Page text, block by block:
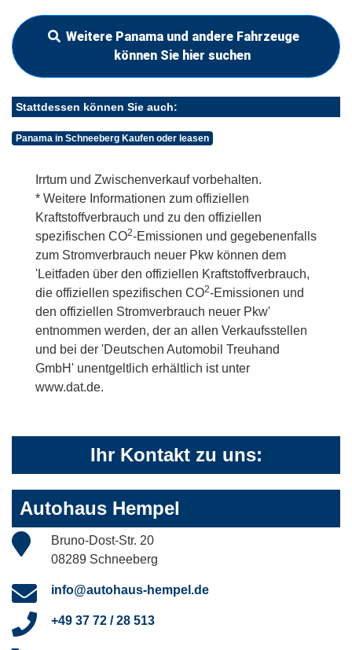
Weitere Panama und andere Fahrzeuge
können Sie hier suchen
Stattdessen können Sie auch:
Panama in Schneeberg Kaufen oder leasen
Irrtum und Zwischenverkauf vorbehalten.
* Weitere Informationen zum offiziellen
Kraftstoffverbrauch und zu den offiziellen
spezifischen CO2-Emissionen und gegebenenfalls
zum Stromverbrauch neuer Pkw können dem
'Leitfaden über den offiziellen Kraftstoffverbrauch,
die offiziellen spezifischen CO2-Emissionen und
den offiziellen Stromverbrauch neuer Pkw'
entnommen werden, der an allen Verkaufsstellen
und bei der 'Deutschen Automobil Treuhand
GmbH' unentgeltlich erhältlich ist unter
www.dat.de.
Ihr Kontakt zu uns:
Autohaus Hempel
Bruno-Dost-Str. 20
08289 Schneeberg
info@autohaus-hempel.de
+49 37 72 / 28 513